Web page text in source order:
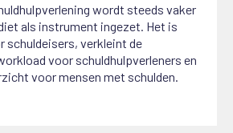
wordt steeds vaker
als instrument ingezet. Het is
schuldeisers, verkleint de
voor schuldhulpverleners en
voor mensen met schulden.